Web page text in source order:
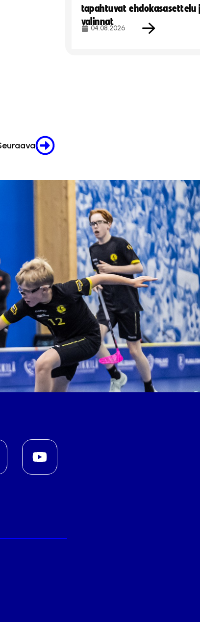
tapahtuvat ehdokasasettelu
valinnat
04.08.2026